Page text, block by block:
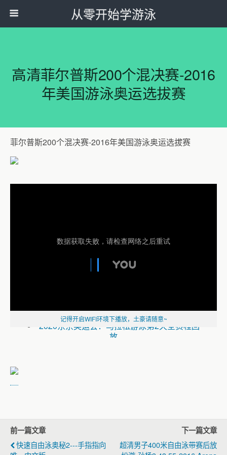
从零开始学游泳
高清菲尔普斯200个混决赛-2016
年美国游泳奥运选拔赛
菲尔普斯200个混决赛-2016年美国游泳奥运选拔赛
记得开启WIFI环境下播放，土豪请随意~
解析速度的秘密》
2020东京奥运会：马拉松游泳第2天全赛程回
放
（一）
2020东京奥运会：游泳第8天全赛程回放
（一）
前一篇文章
快速自由泳奥秘2---手指指向
下一篇文章
超清男子400米自由泳带赛后放